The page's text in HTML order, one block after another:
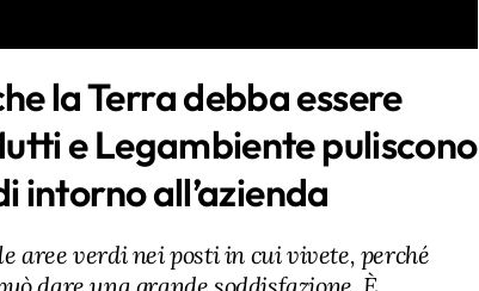
la Terra debba essere
e Legambiente puliscono
intorno all’azienda
aree verdi nei posti in cui vivete, perché